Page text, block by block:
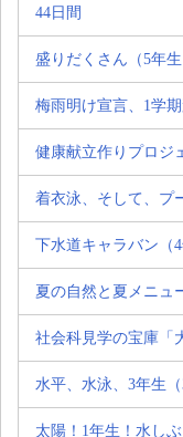
44日間
盛りだくさん（5年生
梅雨明け宣言、1学
健康献立作りプロジ
着衣泳、そして、プ
下水道キャラバン（4
夏の自然と夏メニュ
社会科見学の宝庫「
水平、水泳、3年生（
太陽！1年生！水しぶ